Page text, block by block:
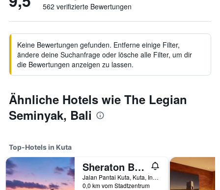
562 verifizierte Bewertungen
Keine Bewertungen gefunden. Entferne einige Filter,
ändere deine Suchanfrage oder lösche alle Filter, um dir
die Bewertungen anzeigen zu lassen.
Ähnliche Hotels wie The Legian
Seminyak, Bali
Top-Hotels in Kuta
Sheraton Bali Kuta Resort
Jalan Pantai Kuta, Kuta, Indonesien
0,0 km vom Stadtzentrum